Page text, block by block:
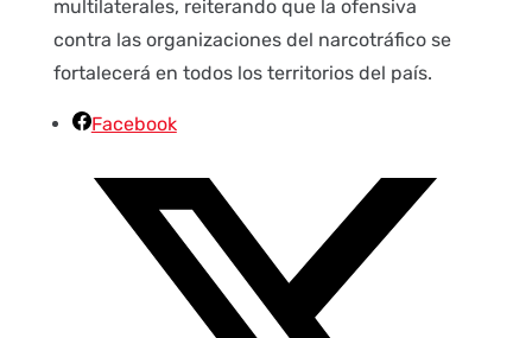
multilaterales, reiterando que la ofensiva
contra las organizaciones del narcotráfico se
fortalecerá en todos los territorios del país.
Facebook